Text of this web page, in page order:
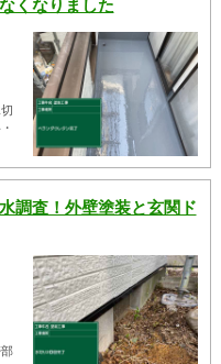
くなりました
調査！外壁塗装と玄関ド